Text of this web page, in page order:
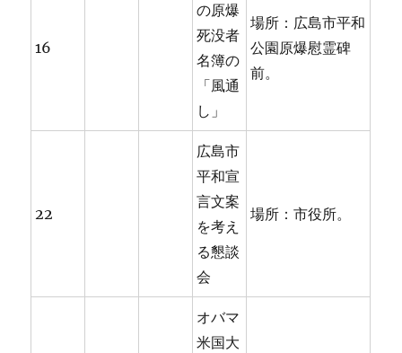
16
の原爆
死没者
名簿の
「風通
し」
場所：広島市平和
公園原爆慰霊碑
前。
22
広島市
平和宣
言文案
を考え
る懇談
会
場所：市役所。
オバマ
米国大